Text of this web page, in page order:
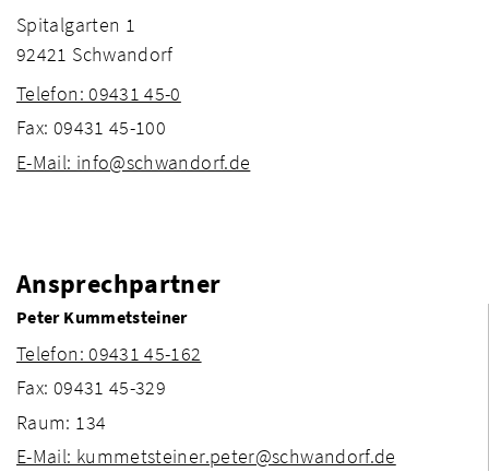
Spitalgarten 1
92421 Schwandorf
Telefon: 09431 45-0
Fax: 09431 45-100
E-Mail: info@schwandorf.de
Ansprechpartner
Peter Kummetsteiner
Telefon: 09431 45-162
Fax: 09431 45-329
Raum: 134
E-Mail: kummetsteiner.peter@schwandorf.de